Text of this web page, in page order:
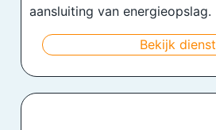
aansluiting van energieopslag.
Bekijk dienst